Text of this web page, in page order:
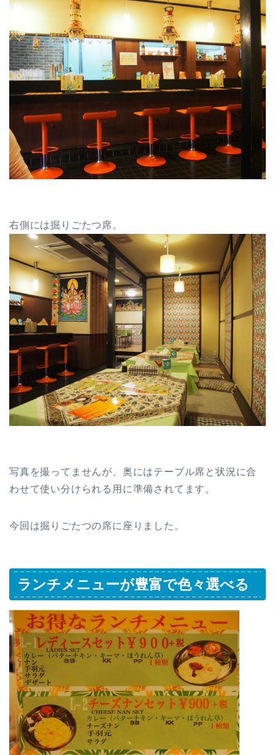
右側には掘りごたつ席。
写真を撮ってませんが、奥にはテーブル席と状況に合
わせて使い分けられる用に準備されてます。
今回は掘りごたつの席に座りました。
ランチメニューが豊富で色々選べる